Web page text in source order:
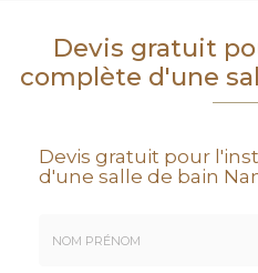
Devis gratuit
complète d'une
Devis gratuit pour
d'une salle de bain